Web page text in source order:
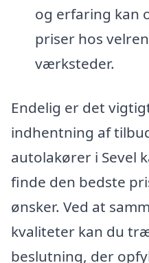
og erfaring kan
priser hos
værksteder.
Endelig er det
indhentning af
autolakører i Sevel
finde den bedste
ønsker. Ved at
kvaliteter kan du
beslutning, der